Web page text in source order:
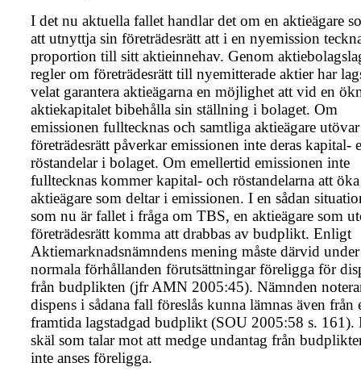
I det nu aktuella fallet handlar det om en aktieägare
att utnyttja sin företrädesrätt att i en nyemission
proportion till sitt aktieinnehav. Genom
regler om företrädesrätt till nyemitterade aktier har
velat garantera aktieägarna en möjlighet att vid en
aktiekapitalet bibehålla sin ställning i bolaget. Om
emissionen fulltecknas och samtliga aktieägare
företrädesrätt påverkar emissionen inte deras kapital-
röstandelar i bolaget. Om emellertid emissionen inte
fulltecknas kommer kapital- och röstandelarna att
aktieägare som deltar i emissionen. I en sådan
som nu är fallet i fråga om TBS, en aktieägare som
företrädesrätt komma att drabbas av budplikt. Enligt
Aktiemarknadsnämndens mening måste därvid under
normala förhållanden förutsättningar föreligga för
från budplikten (jfr AMN 2005:45). Nämnden
dispens i sådana fall föreslås kunna lämnas även från
framtida lagstadgad budplikt (SOU 2005:58 s. 161).
skäl som talar mot att medge undantag från
inte anses föreligga.